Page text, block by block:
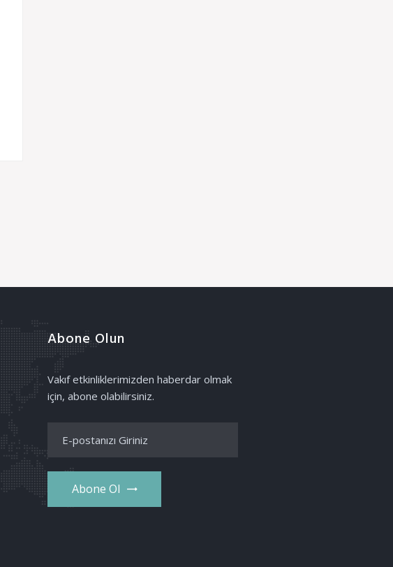
Abone Olun
Vakıf etkinliklerimizden haberdar olmak
için, abone olabilirsiniz.
Abone Ol